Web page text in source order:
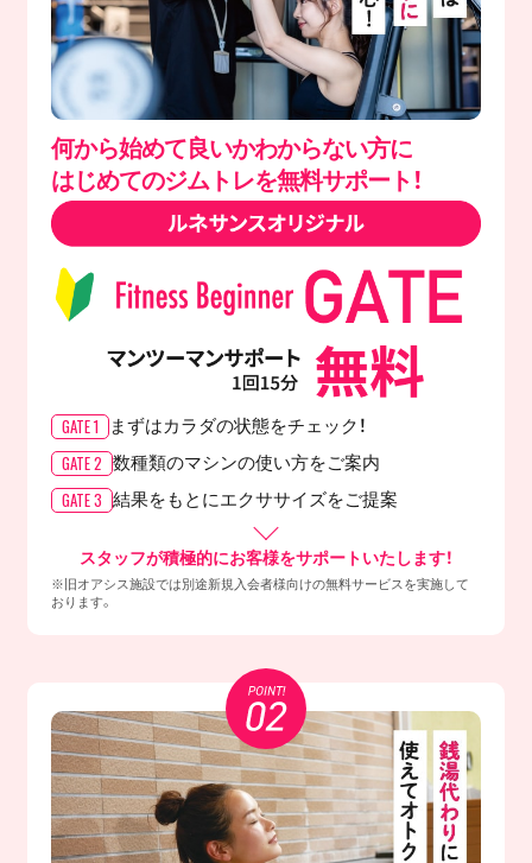
何から始めて良いかわからない方に
はじめてのジムトレを無料サポート！
GATE 1 まずはカラダの状態をチェック！
GATE 2 数種類のマシンの使い方をご案内
GATE 3 結果をもとにエクササイズをご提案
スタッフが積極的にお客様をサポートいたします！
※旧オアシス施設では別途新規入会者様向けの無料サービスを実施して
おります。